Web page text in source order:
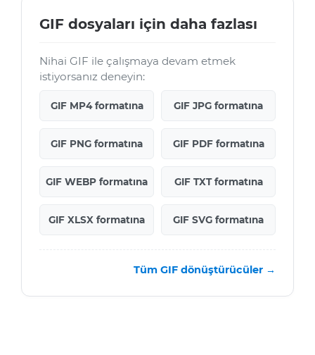
GIF dosyaları için daha fazlası
Nihai GIF ile çalışmaya devam etmek
istiyorsanız deneyin:
GIF MP4 formatına GIF JPG formatına
GIF PNG formatına GIF PDF formatına
GIF WEBP formatına GIF TXT formatına
GIF XLSX formatına GIF SVG formatına
Tüm GIF dönüştürücüler →